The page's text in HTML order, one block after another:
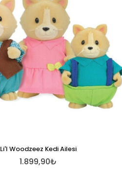
Li'l Woodzeez Kedi Ailesi
1.899,90₺